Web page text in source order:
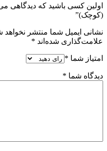
(کوچک)”
نشانی ایمیل شما منتشر نخواهد
علامت‌گذاری شده‌اند *
امتیاز شما *
دیدگاه شما *